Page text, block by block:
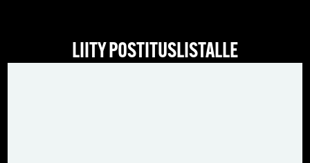
LIITY POSTITUSLISTALLE